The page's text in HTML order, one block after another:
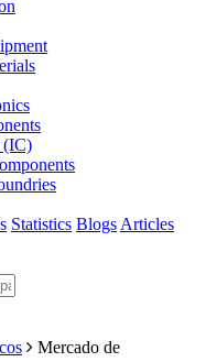
(IC)
Statistics Blogs Articles
Mercado de